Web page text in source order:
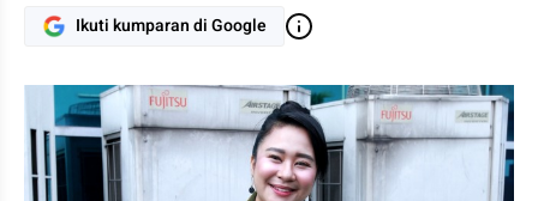
Ikuti kumparan di Google